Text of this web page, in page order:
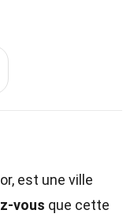
est une ville
vous que cette